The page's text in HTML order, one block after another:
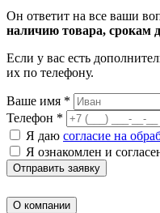
Он ответит на все ваши
наличию товара, срокам
Если у вас есть
их по телефону.
Ваше имя *
Телефон *
Я даю согласие на
Я ознакомлен и
Отправить заявку
О компании